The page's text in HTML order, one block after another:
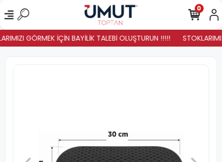
GÖRMEK İÇİN BAYİLİK TALEBİ OLUŞTURUN !!!!!
0